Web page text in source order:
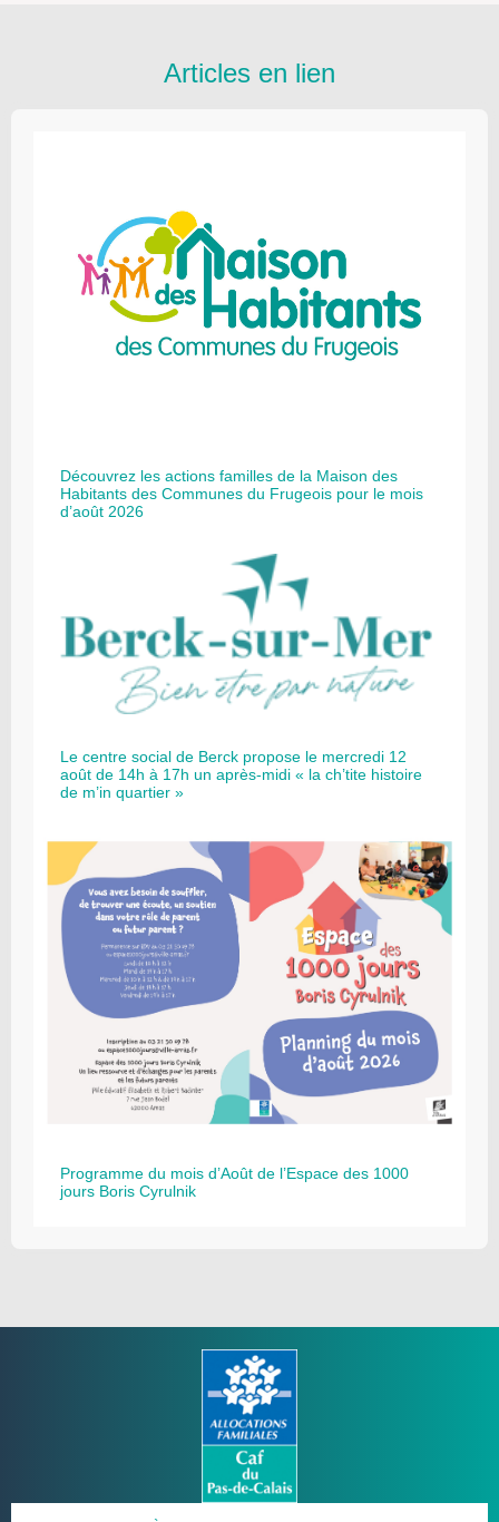
Articles en lien
Découvrez les actions familles de la Maison des
Habitants des Communes du Frugeois pour le mois
d’août 2026
Le centre social de Berck propose le mercredi 12
août de 14h à 17h un après-midi « la ch’tite histoire
de m’in quartier »
Programme du mois d’Août de l’Espace des 1000
jours Boris Cyrulnik